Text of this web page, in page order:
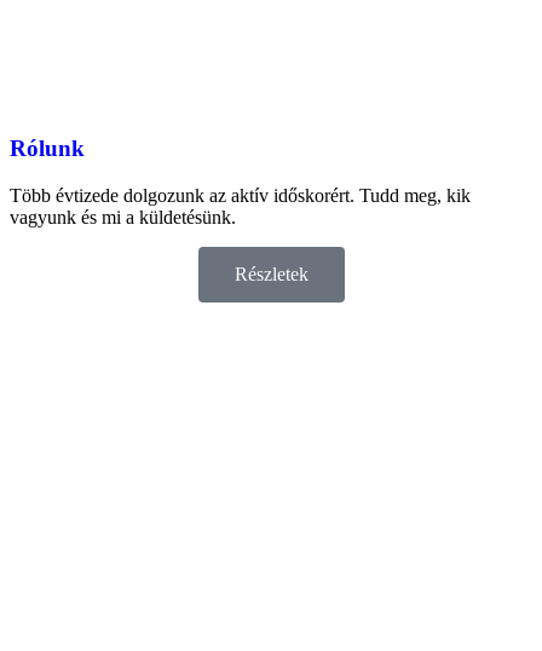
Rólunk
Több évtizede dolgozunk az aktív időskorért. Tudd meg, kik
vagyunk és mi a küldetésünk.
Részletek